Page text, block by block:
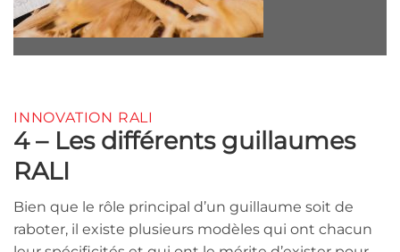
INNOVATION RALI
4 – Les différents guillaumes
RALI
Bien que le rôle principal d’un guillaume soit de
raboter, il existe plusieurs modèles qui ont chacun